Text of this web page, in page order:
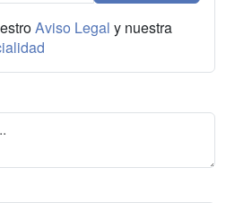
Aviso Legal y nuestra